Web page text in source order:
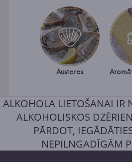
Austeres
ALKOHOLA LIETOŠANAI IR
ALKOHOLISKOS
PĀRDOT,
NEPILNGADĪGĀM